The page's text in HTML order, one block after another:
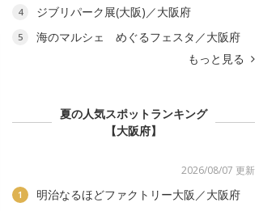
4 ジブリパーク展(大阪)／大阪府
5
海のマルシェ めぐるフェスタ／大阪府
もっと見る
夏の人気スポットランキング
【大阪府】
2026/08/07 更新
1 明治なるほどファクトリー大阪／大阪府